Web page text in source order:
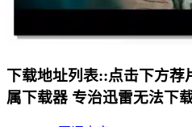
下载地址列表::点击下方荐
属下载器 专治迅雷无法下